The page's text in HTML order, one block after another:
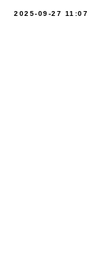
2025-09-27 11:07